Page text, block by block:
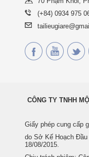
(+84) 0934 975
CÔNG TY TNHH
Giấy phép cung cấp
do Sở Kế Hoạch
18/08/2015.